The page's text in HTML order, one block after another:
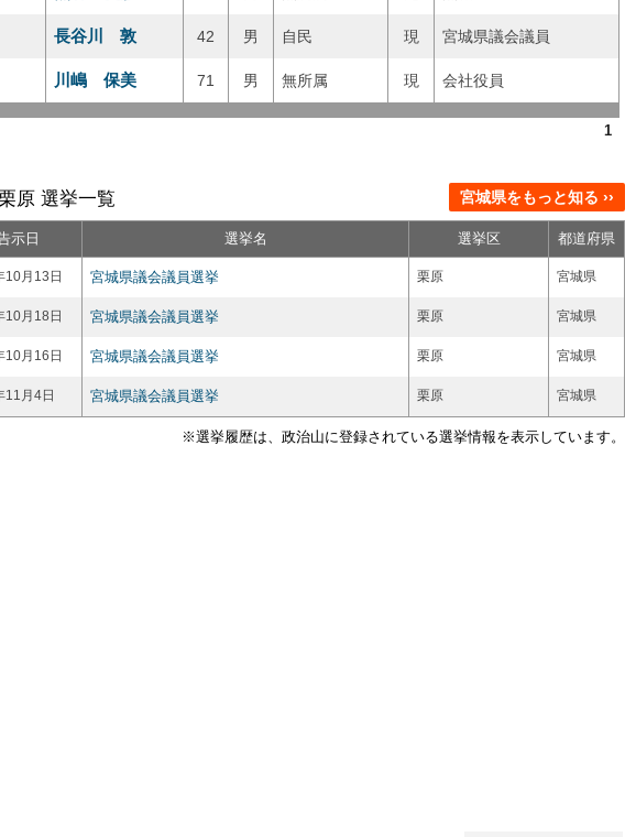
長谷川 敦 42 男 自民 現 宮城県議会議員
川嶋 保美 71 男 無所属 現 会社役員
1
原 選挙一覧 宮城県をもっと知る ››
示日 選挙名 選挙区 都道府県
10月13日 宮城県議会議員選挙 栗原 宮城県
10月18日 宮城県議会議員選挙 栗原 宮城県
10月16日 宮城県議会議員選挙 栗原 宮城県
11月4日 宮城県議会議員選挙 栗原 宮城県
※選挙履歴は、政治山に登録されている選挙情報を表示しています。